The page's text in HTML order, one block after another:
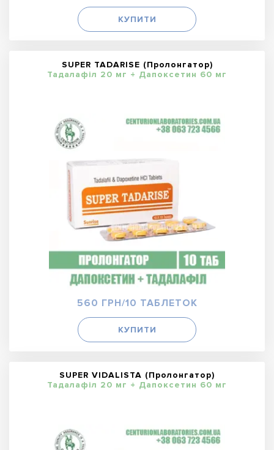
КУПИТИ
SUPER TADARISE (Пролонгатор)
Тадалафіл 20 мг + Дапоксетин 60 мг
560 ГРН/10 ТАБЛЕТОК
КУПИТИ
SUPER VIDALISTA (Пролонгатор)
Тадалафіл 20 мг + Дапоксетин 60 мг